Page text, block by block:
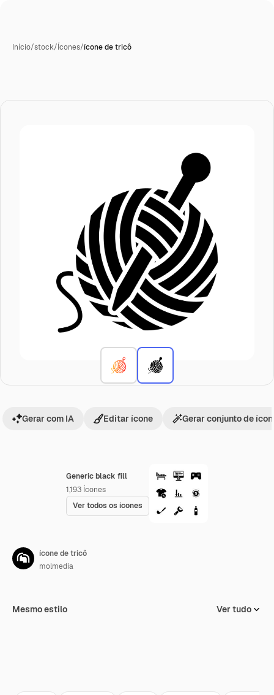
Início/stock/Ícones/ícone de tricô
Generic black fill
1,193 Ícones
Ver todos os ícones
Gerar com IA Editar ícone Gerar conjunto de
ícone de tricô
molmedia
Mesmo estilo Ver tudo